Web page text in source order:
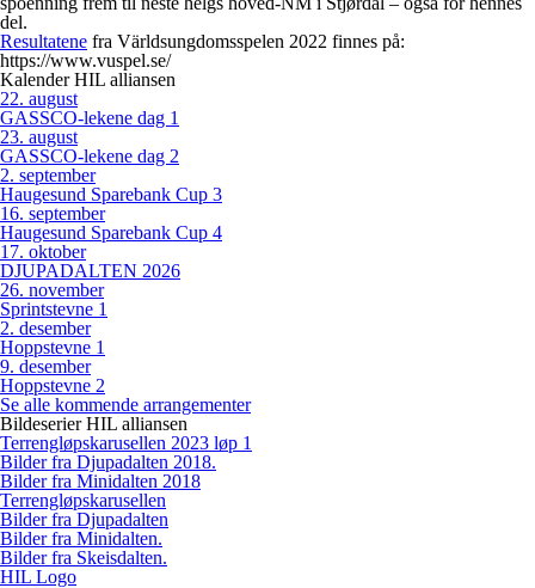
del.
Resultatene fra Världsungdomsspelen 2022 finnes på:
https://www.vuspel.se/
Kalender HIL alliansen
22. august
GASSCO-lekene dag 1
23. august
GASSCO-lekene dag 2
2. september
Haugesund Sparebank Cup 3
16. september
Haugesund Sparebank Cup 4
17. oktober
DJUPADALTEN 2026
26. november
Sprintstevne 1
2. desember
Hoppstevne 1
9. desember
Hoppstevne 2
Se alle kommende arrangementer
Bildeserier HIL alliansen
Terrengløpskarusellen 2023 løp 1
Bilder fra Djupadalten 2018.
Bilder fra Minidalten 2018
Terrengløpskarusellen
Bilder fra Djupadalten
Bilder fra Minidalten.
Bilder fra Skeisdalten.
HIL Logo